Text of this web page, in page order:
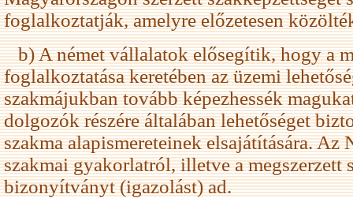
foglalkoztatják, amelyre előzetesen
b) A német vállalatok elősegítik, hogy a
foglalkoztatása keretében az üzemi
szakmájukban tovább képezhessék
dolgozók részére általában lehetőséget
szakma alapismereteinek elsajátítására.
szakmai gyakorlatról, illetve a megszerzett
bizonyítványt (igazolást) ad.